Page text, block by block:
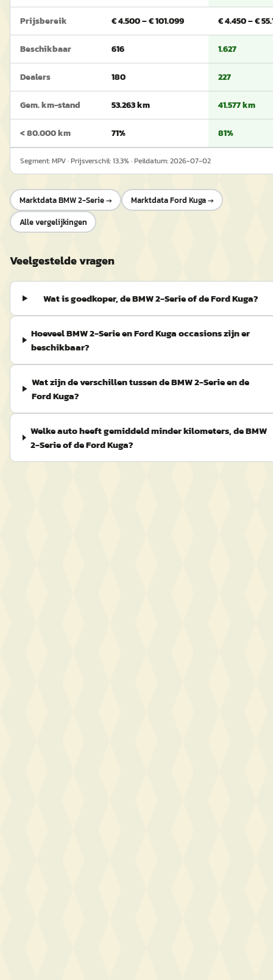
Prijsbereik € 4.500 – € 101.099 € 4.450 – €
Beschikbaar 616 1.627
Dealers 180 227
Gem. km-stand 53.263 km 41.577 km
< 80.000 km 71% 81%
Segment:MPV· Prijsverschil:13.3% · Peildatum:2026-07-02
MarktdataBMW 2-Serie→ MarktdataFord Kuga→
Alle vergelijkingen
Veelgestelde vragen
Wat is goedkoper, de BMW 2-Serie of de Ford Kuga?
Hoeveel BMW 2-Serie en Ford Kuga occasions zijn er
beschikbaar?
Wat zijn de verschillen tussen de BMW 2-Serie en de
Ford Kuga?
Welke auto heeft gemiddeld minder kilometers, de BMW
2-Serie of de Ford Kuga?